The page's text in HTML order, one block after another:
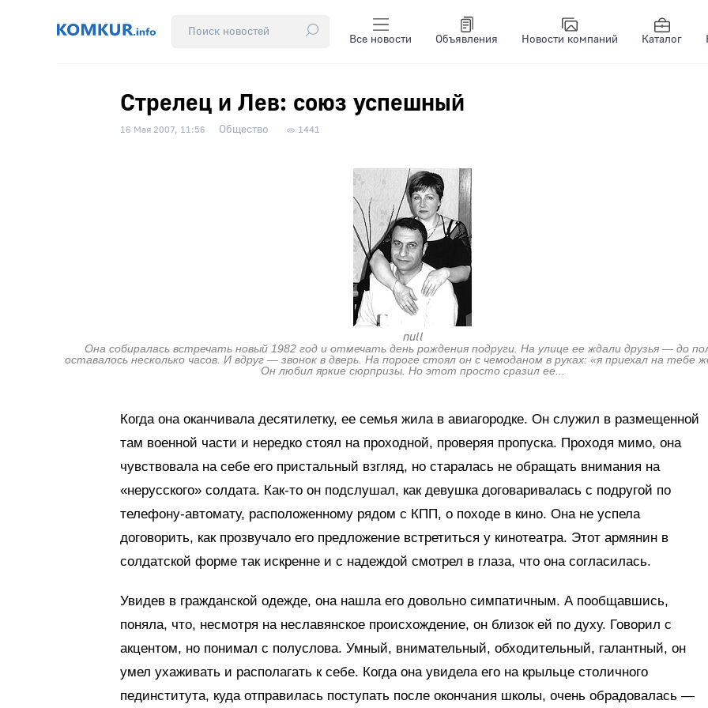
Все новости Объявления Новости компаний Каталог
Стрелец и Лев: союз успешный
16 Мая 2007, 11:56 Общество 1441
null
Она собиралась встречать новый 1982 год и отмечать день рождения подруги. На улице ее ждали друзья — до
оставалось несколько часов. И вдруг — звонок в дверь. На пороге стоял он с чемоданом в руках: «я приехал на тебе
Он любил яркие сюрпризы. Но этот просто сразил ее...
Когда она оканчивала десятилетку, ее семья жила в авиагородке. Он служил в размещенной
там военной части и нередко стоял на проходной, проверяя пропуска. Проходя мимо, она
чувствовала на себе его пристальный взгляд, но старалась не обращать внимания на
«нерусского» солдата. Как-то он подслушал, как девушка договаривалась с подругой по
телефону-автомату, расположенному рядом с КПП, о походе в кино. Она не успела
договорить, как прозвучало его предложение встретиться у кинотеатра. Этот армянин в
солдатской форме так искренне и с надеждой смотрел в глаза, что она согласилась.
Увидев в гражданской одежде, она нашла его довольно симпатичным. А пообщавшись,
поняла, что, несмотря на неславянское происхождение, он близок ей по духу. Говорил с
акцентом, но понимал с полуслова. Умный, внимательный, обходительный, галантный, он
умел ухаживать и располагать к себе. Когда она увидела его на крыльце столичного
пединститута, куда отправилась поступать после окончания школы, очень обрадовалась —